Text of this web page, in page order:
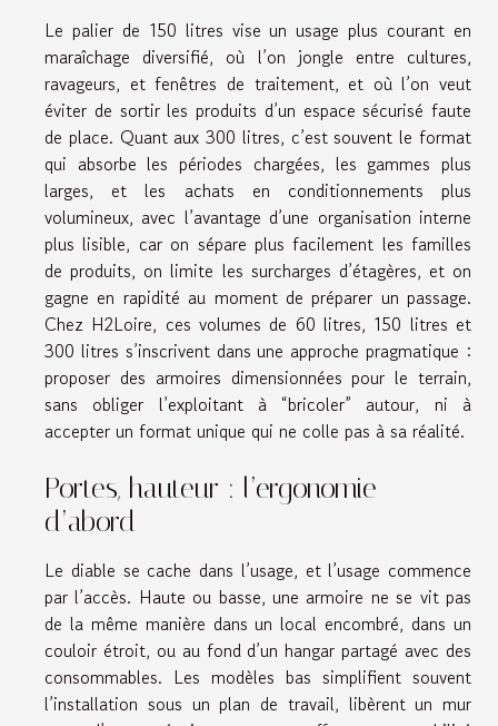
Le palier de 150 litres vise un usage plus courant en
maraîchage diversifié, où l’on jongle entre cultures,
ravageurs, et fenêtres de traitement, et où l’on veut
éviter de sortir les produits d’un espace sécurisé faute
de place. Quant aux 300 litres, c’est souvent le format
qui absorbe les périodes chargées, les gammes plus
larges, et les achats en conditionnements plus
volumineux, avec l’avantage d’une organisation interne
plus lisible, car on sépare plus facilement les familles
de produits, on limite les surcharges d’étagères, et on
gagne en rapidité au moment de préparer un passage.
Chez H2Loire, ces volumes de 60 litres, 150 litres et
300 litres s’inscrivent dans une approche pragmatique :
proposer des armoires dimensionnées pour le terrain,
sans obliger l’exploitant à “bricoler” autour, ni à
accepter un format unique qui ne colle pas à sa réalité.
Portes, hauteur : l’ergonomie
d’abord
Le diable se cache dans l’usage, et l’usage commence
par l’accès. Haute ou basse, une armoire ne se vit pas
de la même manière dans un local encombré, dans un
couloir étroit, ou au fond d’un hangar partagé avec des
consommables. Les modèles bas simplifient souvent
l’installation sous un plan de travail, libèrent un mur